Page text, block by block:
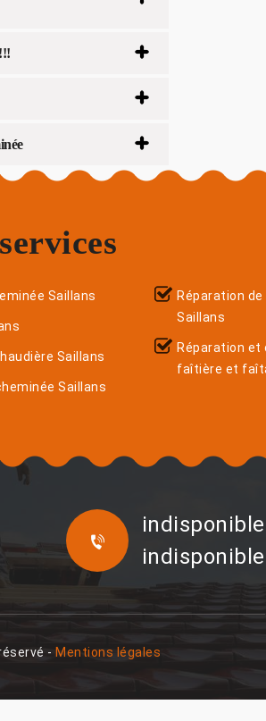
Saillans
Saillans
Saillans
Réparation
Saillans
Réparation et
faîtière et
indisponible
indisponible
- Mentions légales